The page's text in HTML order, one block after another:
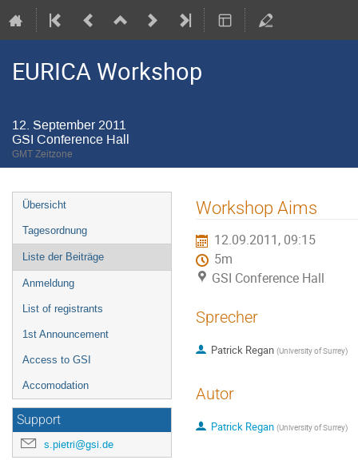
EURICA Workshop
12. September 2011
GSI Conference Hall
GMT Zeitzone
Veranstaltungsmenü
Übersicht
Tagesordnung
Liste der Beiträge
Anmeldung
List of registrants
1st Announcement
Access to GSI
Accomodation
Support
s.pietri@gsi.de
Workshop Aims
12.09.2011, 09:15
5m
GSI Conference Hall
Sprecher
Patrick Regan (University of Surrey)
Autor
Patrick Regan (University of Surrey)